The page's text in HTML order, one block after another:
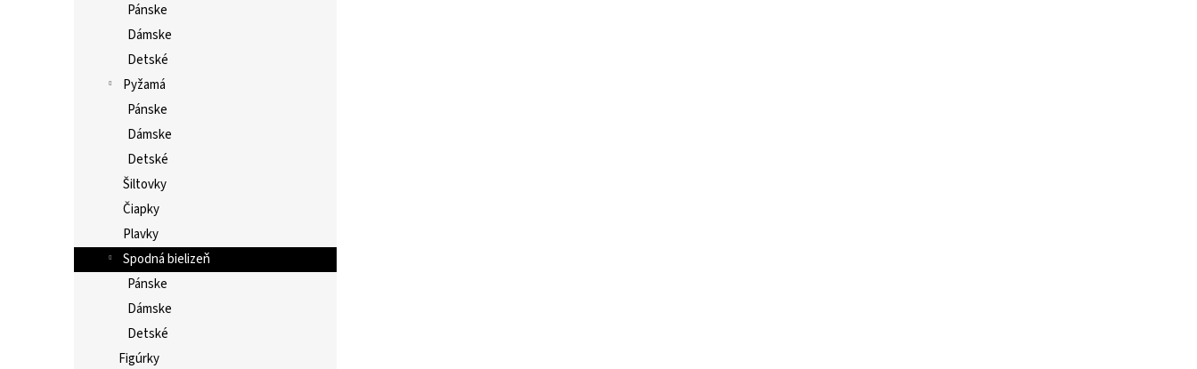
Pánske
Dámske
Detské
Pyžamá
Pánske
Dámske
Detské
Šiltovky
Čiapky
Plavky
Spodná bielizeň
Pánske
Dámske
Detské
Figúrky